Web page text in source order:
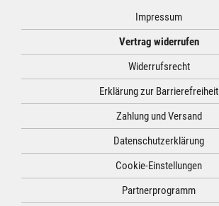
Impressum
Vertrag widerrufen
Widerrufsrecht
Erklärung zur Barrierefreiheit
Zahlung und Versand
Datenschutzerklärung
Cookie-Einstellungen
Partnerprogramm